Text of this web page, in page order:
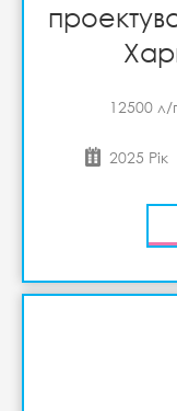
12500 л/г
2025 Рік